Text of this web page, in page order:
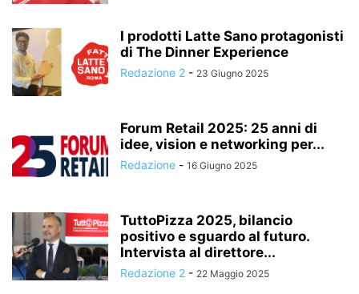
I prodotti Latte Sano protagonisti
di The Dinner Experience
Redazione 2 - 23 Giugno 2025
Forum Retail 2025: 25 anni di
idee, vision e networking per...
Redazione - 16 Giugno 2025
TuttoPizza 2025, bilancio
positivo e sguardo al futuro.
Intervista al direttore...
Redazione 2 - 22 Maggio 2025